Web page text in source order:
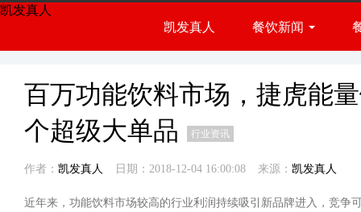
凯发真人
凯发真人
餐饮新闻
行业资讯
百万功能饮料市场，捷虎能
个超级大单品
行业资讯
作者： 凯发真人 日期：2018-12-04 16:00:08 来源： 凯发真人
近年来，功能饮料市场较高的行业利润持续吸引新品牌进入，竞争